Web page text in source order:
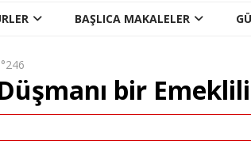
BAŞLICA MAKALELER
bir